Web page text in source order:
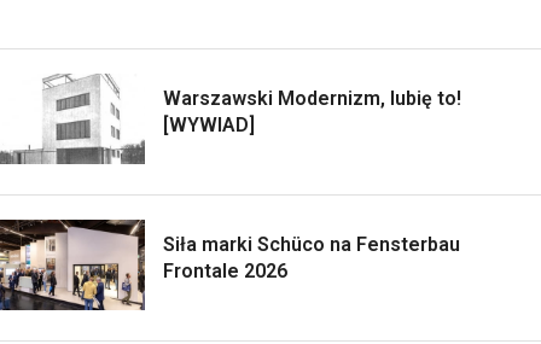
Warszawski Modernizm, lubię to!
[WYWIAD]
Siła marki Schüco na Fensterbau
Frontale 2026